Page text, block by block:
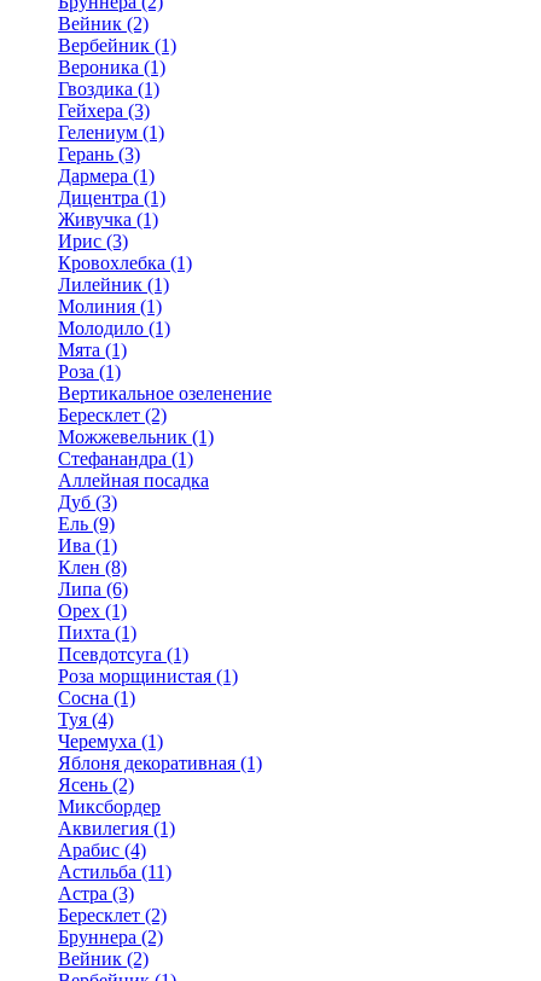
Вейник (2)
Вербейник (1)
Вероника (1)
Гвоздика (1)
Гейхера (3)
Гелениум (1)
Герань (3)
Дармера (1)
Дицентра (1)
Живучка (1)
Ирис (3)
Кровохлебка (1)
Лилейник (1)
Молиния (1)
Молодило (1)
Мята (1)
Роза (1)
Вертикальное озеленение
Бересклет (2)
Можжевельник (1)
Стефанандра (1)
Аллейная посадка
Дуб (3)
Ель (9)
Ива (1)
Клен (8)
Липа (6)
Орех (1)
Пихта (1)
Псевдотсуга (1)
Роза морщинистая (1)
Сосна (1)
Туя (4)
Черемуха (1)
Яблоня декоративная (1)
Ясень (2)
Миксбордер
Аквилегия (1)
Арабис (4)
Астильба (11)
Астра (3)
Бересклет (2)
Бруннера (2)
Вейник (2)